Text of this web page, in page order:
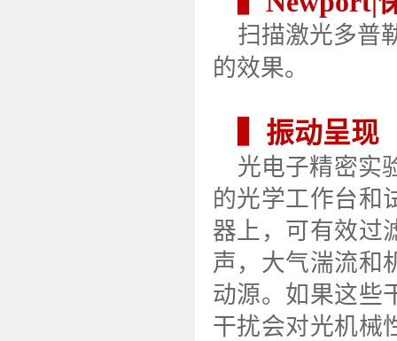
扫描激光多普
的效果。
▍振动呈现
光电子精密实
的光学工作台和
器上，可有效过
声，大气湍流和
动源。如果这些
干扰会对光机械